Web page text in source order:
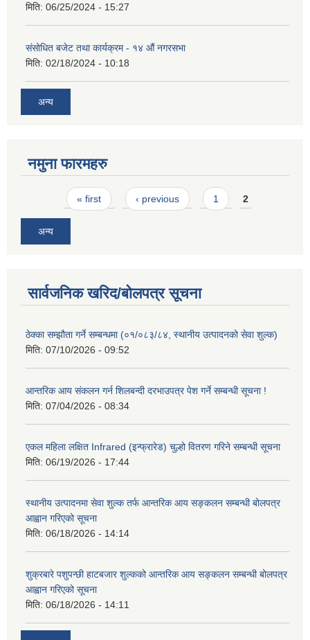
मिति: 06/25/2024 - 15:27
संसोधित बजेट तथा कार्यक्रम - १४ औं नगरसभा
मिति: 02/18/2024 - 10:18
अन्य
नमुना फारमहरु
Pages« first ‹ previous 1 2
अन्य
सार्वजनिक खरिद/बोलपत्र सूचना
ठेक्का सम्झौता गर्ने सम्बन्धमा (०१/०८३/८४, स्थानीय उत्पादनको सेवा शुल्क)
मिति: 07/10/2026 - 09:52
आन्तरिक आय संकलन गर्न शिलबन्दी दरभाउपत्र पेश गर्ने सम्बन्धी सूचना !
मिति: 07/04/2026 - 08:34
एकल महिला लक्षित Infrared (इन्फ्रारेड) चुल्हो वितरण गरिने सम्बन्धी सूचना
मिति: 06/19/2026 - 17:44
स्थानीय उत्पादनमा सेवा शुल्क तर्फ आन्तरिक आय सङ्कलन सम्बन्धी बोलपत्र
आह्वान गरिएको सूचना
मिति: 06/18/2026 - 14:14
शुक्रबारे पशुपन्छी हाटबजार शुल्कको आन्तरिक आय सङ्कलन सम्बन्धी बोलपत्र
आह्वान गरिएको सूचना
मिति: 06/18/2026 - 14:11